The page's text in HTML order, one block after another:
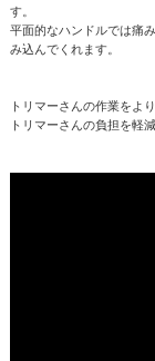
す。
平面的なハンドルでは痛
み込んでくれます。
トリマーさんの作業をよ
トリマーさんの負担を軽